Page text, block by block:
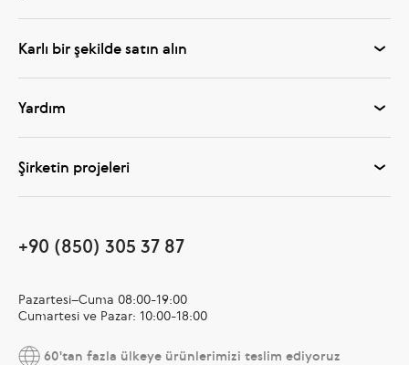
Karlı bir şekilde satın alın
Yardım
Şirketin projeleri
+90 (850) 305 37 87
Pazartesi–Cuma 08:00-19:00
Cumartesi ve Pazar: 10:00-18:00
60'tan fazla ülkeye ürünlerimizi teslim ediyoruz